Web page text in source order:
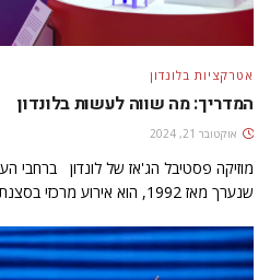
אטרקציות בלונדון
המדריך: מה שווה לעשות בלונדון
אוקטובר 21, 2024
מוזיקה פסטיבל הג'אז של לונדון ברחבי
שנערך מאז 1992, הוא אירוע מרכזי בסצנת המוזיקה של...